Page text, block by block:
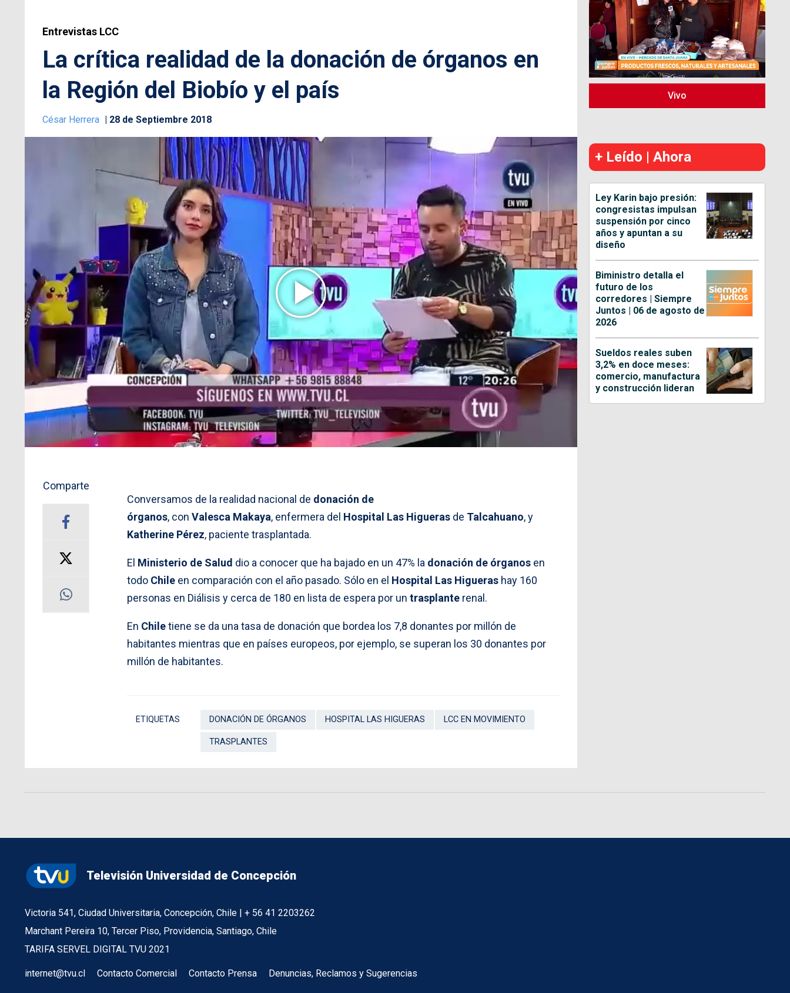
Entrevistas LCC
La crítica realidad de la donación de órganos en
la Región del Biobío y el país
César Herrera 28 de Septiembre 2018
Comparte
Conversamos de la realidad nacional de donación de
órganos, con Valesca Makaya, enfermera del Hospital Las Higueras de Talcahuano, y
Katherine Pérez, paciente trasplantada.
El Ministerio de Salud dio a conocer que ha bajado en un 47% la donación de órganos en
todo Chile en comparación con el año pasado. Sólo en el Hospital Las Higueras hay 160
personas en Diálisis y cerca de 180 en lista de espera por un trasplante renal.
En Chiletiene se da una tasa de donación que bordea los 7,8 donantes por millón de
habitantes mientras que en países europeos, por ejemplo, se superan los 30 donantes por
millón de habitantes.
ETIQUETAS DONACIÓN DE ÓRGANOS HOSPITAL LAS HIGUERAS LCC EN MOVIMIENTO
TRASPLANTES
Vivo
+ Leído | Ahora
Ley Karin bajo presión:
congresistas impulsan
suspensión por cinco
años y apuntan a su
diseño
Biministro detalla el
futuro de los
corredores | Siempre
Juntos | 06 de agosto de
2026
Sueldos reales suben
3,2% en doce meses:
comercio, manufactura
y construcción lideran
Televisión Universidad de Concepción
Victoria 541, Ciudad Universitaria, Concepción, Chile | + 56 41 2203262
Marchant Pereira 10, Tercer Piso, Providencia, Santiago, Chile
TARIFA SERVEL DIGITAL TVU 2021
internet@tvu.cl Contacto Comercial Contacto Prensa Denuncias, Reclamos y Sugerencias